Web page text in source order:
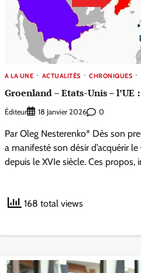
A LA UNE ACTUALITÉS CHRONIQUES
Groenland – Etats-Unis – l’UE
Éditeur 18 Janvier 2026 0
Par Oleg Nesterenko* Dès son
a manifesté son désir d’acquérir
depuis le XVIe siècle. Ces propos,
168 total views